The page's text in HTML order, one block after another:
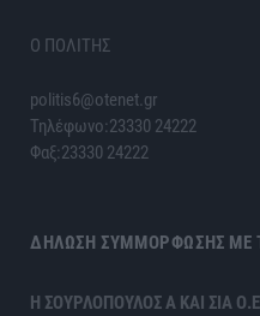
Ο ΠΟΛΙΤΗΣ
politis6@otenet.gr
Τηλέφωνο:23330 24222
Φαξ:23330 24222
ΔΉΛΩΣΗ ΣΥΜΜΌΡΦΩΣΗΣ ΜΕ
H ΣΟΥΡΛΟΠΟΥΛΟΣ Α ΚΑΙ ΣΙΑ Ο.Ε